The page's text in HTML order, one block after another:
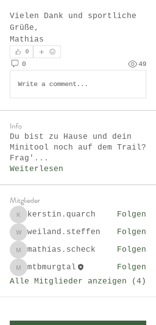
Vielen Dank und sportliche
Grüße,
Mathias
0
0 49
Write a comment...
Info
Du bist zu Hause und dein
Minitool noch auf dem Trail?
Frag' ...
Weiterlesen
Mitglieder
kerstin.quarch
kerstin.quarch Folgen
weiland.steffen
weiland.steffen Folgen
mathias.scheck
mathias.scheck Folgen
mtbmurgtal
mtbmurgtal
Folgen
Alle Mitglieder anzeigen (4)